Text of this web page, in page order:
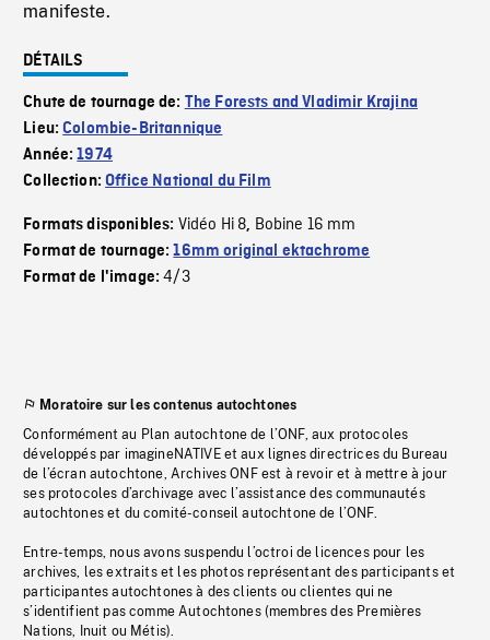
manifeste.
DÉTAILS
Chute de tournage de: The Forests and Vladimir Krajina
Lieu:Colombie-Britannique
Année:1974
Collection:Office National du Film
Formats disponibles: Vidéo Hi 8, Bobine 16 mm
Format de tournage:16mm original ektachrome
Format de l'image:4/3
Moratoire sur les contenus autochtones
Conformément au Plan autochtone de l’ONF, aux protocoles
développés par imagineNATIVE et aux lignes directrices du Bureau
de l’écran autochtone, Archives ONF est à revoir et à mettre à jour
ses protocoles d’archivage avec l’assistance des communautés
autochtones et du comité-conseil autochtone de l’ONF.
Entre-temps, nous avons suspendu l’octroi de licences pour les
archives, les extraits et les photos représentant des participants et
participantes autochtones à des clients ou clientes qui ne
s’identifient pas comme Autochtones (membres des Premières
Nations, Inuit ou Métis).